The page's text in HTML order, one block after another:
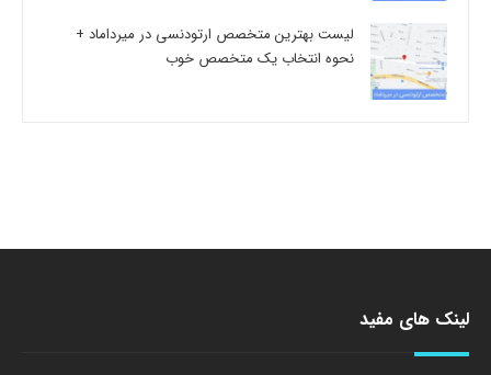
لیست بهترین متخصص ارتودنسی در میرداماد +
نحوه انتخاب یک متخصص خوب
لینک های مفید